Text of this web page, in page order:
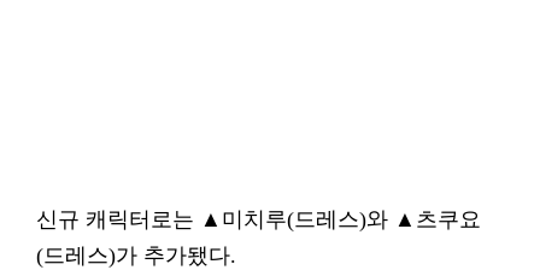
신규 캐릭터로는 ▲미치루(드레스)와 ▲츠쿠요
(드레스)가 추가됐다.